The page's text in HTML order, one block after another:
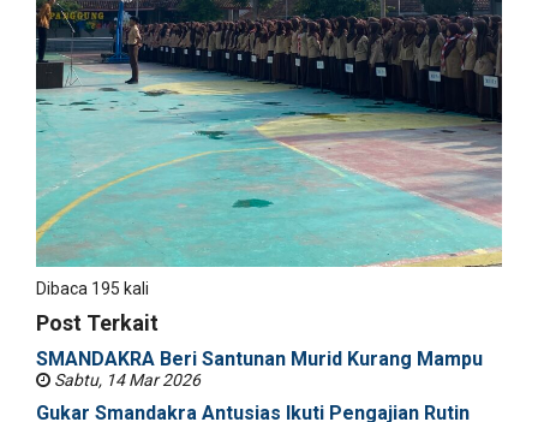
Dibaca 195 kali
Post Terkait
SMANDAKRA Beri Santunan Murid Kurang Mampu
Sabtu, 14 Mar 2026
Gukar Smandakra Antusias Ikuti Pengajian Rutin